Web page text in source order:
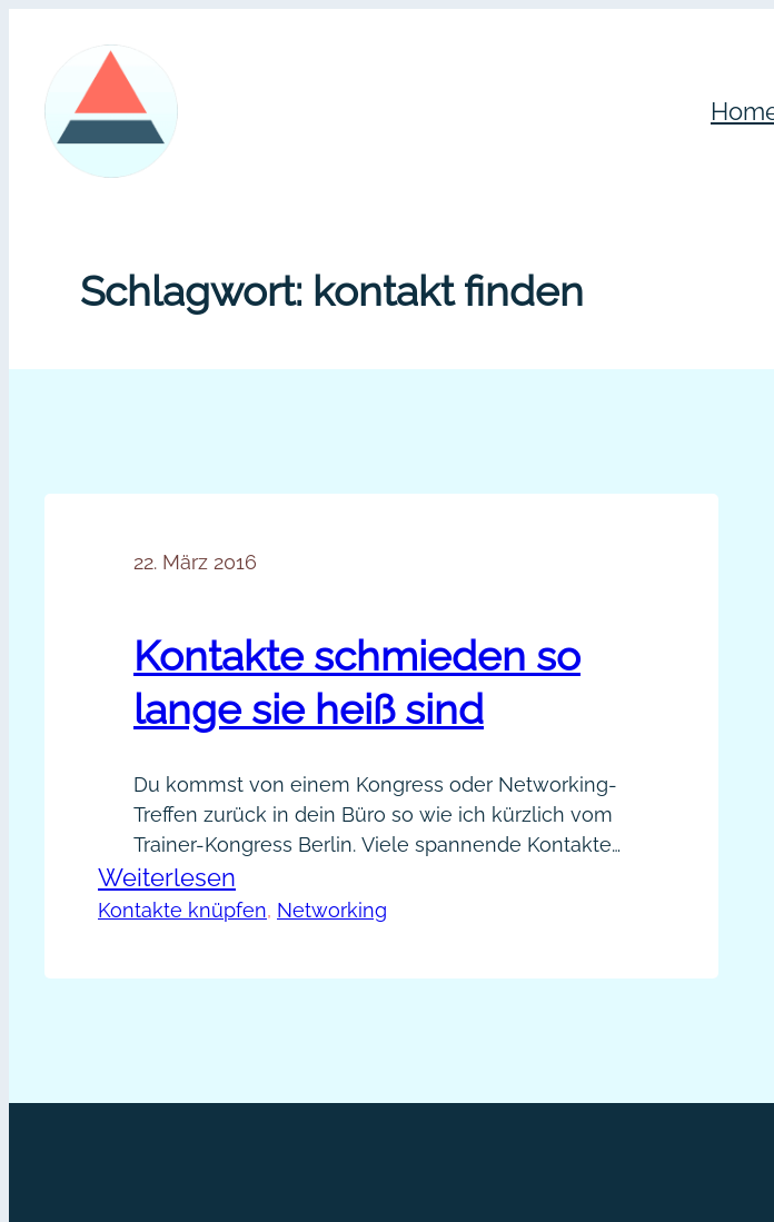
springen
Schlagwort: kontakt finden
22. März 2016
Kontakte schmieden so
lange sie heiß sind
Du kommst von einem Kongress oder Networking-
Treffen zurück in dein Büro so wie ich kürzlich vom
Trainer-Kongress Berlin. Viele spannende Kontakte
habe ich dort wieder geknüpft und jetzt ist die
Frage: Wie kann man das Bestmögliche aus den
Weiterlesen
Kontakte
so
Kontakte knüpfen, Networking